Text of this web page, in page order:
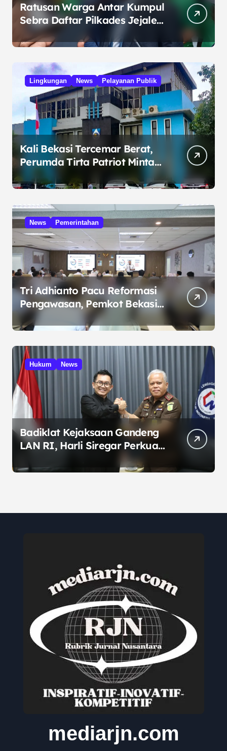
Ratusan Warga Antar Kumpul
Sebra Daftar Pilkades Jejalen
Jaya, Serukan Pemilu Damai
Lingkungan News Pelayanan Publik
Kali Bekasi Tercemar Berat,
Perumda Tirta Patriot Minta
Maaf atas Penurunan Kualitas
Air
News Pemerintahan
Tri Adhianto Pacu Reformasi
Pengawasan, Pemkot Bekasi
Targetkan Skor MCSP KPK
Naik
Hukum News
Badiklat Kejaksaan Gandeng
LAN RI, Harli Siregar Perkuat
SDM Penegak Hukum
mediarjn.com